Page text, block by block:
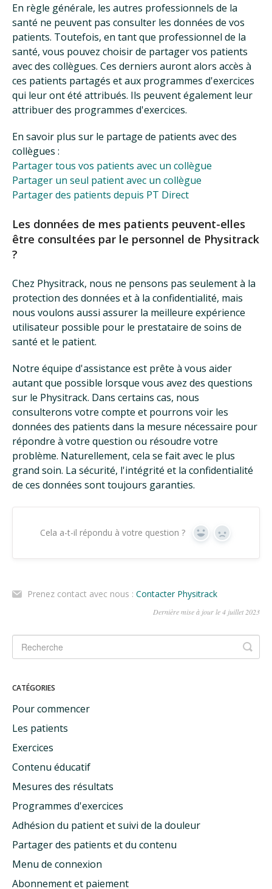
En règle générale, les autres professionnels de la
santé ne peuvent pas consulter les données de vos
patients. Toutefois, en tant que professionnel de la
santé, vous pouvez choisir de partager vos patients
avec des collègues. Ces derniers auront alors accès à
ces patients partagés et aux programmes d'exercices
qui leur ont été attribués. Ils peuvent également leur
attribuer des programmes d'exercices.
En savoir plus sur le partage de patients avec des
collègues :
Partager tous vos patients avec un collègue
Partager un seul patient avec un collègue
Partager des patients depuis PT Direct
Les données de mes patients peuvent-elles
être consultées par le personnel de Physitrack
?
Chez Physitrack, nous ne pensons pas seulement à la
protection des données et à la confidentialité, mais
nous voulons aussi assurer la meilleure expérience
utilisateur possible pour le prestataire de soins de
santé et le patient.
Notre équipe d'assistance est prête à vous aider
autant que possible lorsque vous avez des questions
sur le Physitrack. Dans certains cas, nous
consulterons votre compte et pourrons voir les
données des patients dans la mesure nécessaire pour
répondre à votre question ou résoudre votre
problème. Naturellement, cela se fait avec le plus
grand soin. La sécurité, l'intégrité et la confidentialité
de ces données sont toujours garanties.
Cela a-t-il répondu à votre question ? Oui Non
Prenez contact avec nous : Contacter Physitrack
Dernière mise à jour le 4 juillet 2023
CATÉGORIES
Pour commencer
Les patients
Exercices
Contenu éducatif
Mesures des résultats
Programmes d'exercices
Adhésion du patient et suivi de la douleur
Partager des patients et du contenu
Menu de connexion
Abonnement et paiement